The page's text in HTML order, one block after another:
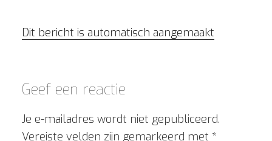
Dit bericht is automatisch aangemaakt
Geef een reactie
Je e-mailadres wordt niet gepubliceerd.
Vereiste velden zijn gemarkeerd met *